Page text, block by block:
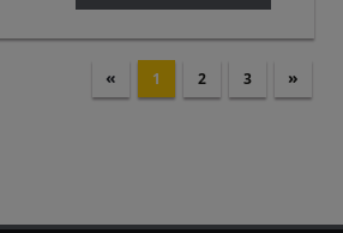
« 1 2 3 »